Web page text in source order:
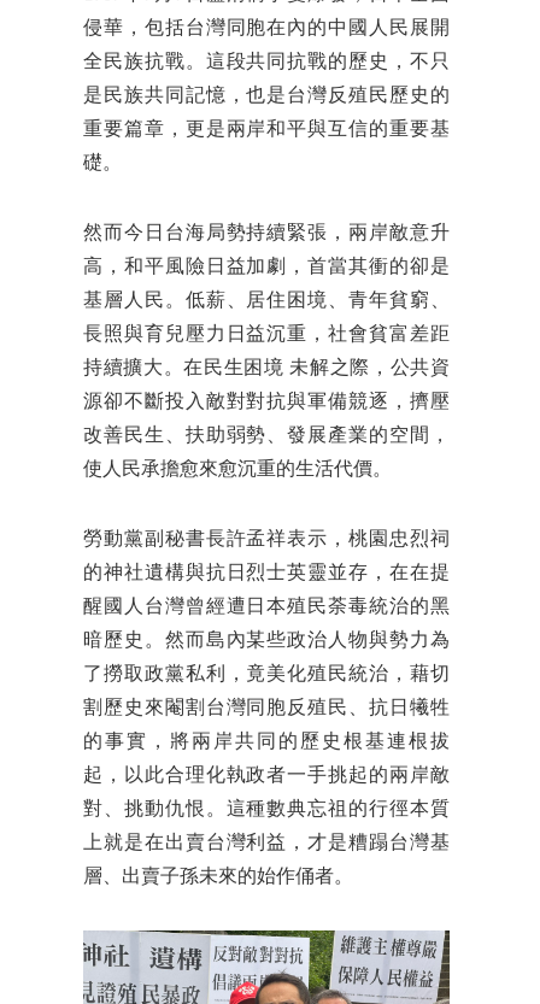
侵華，包括台灣同胞在內的中國人民展開
全民族抗戰。這段共同抗戰的歷史，不只
是民族共同記憶，也是台灣反殖民歷史的
重要篇章，更是兩岸和平與互信的重要基
礎。
然而今日台海局勢持續緊張，兩岸敵意升
高，和平風險日益加劇，首當其衝的卻是
基層人民。低薪、居住困境、青年貧窮、
長照與育兒壓力日益沉重，社會貧富差距
持續擴大。在民生困境 未解之際，公共資
源卻不斷投入敵對對抗與軍備競逐，擠壓
改善民生、扶助弱勢、發展產業的空間，
使人民承擔愈來愈沉重的生活代價。
勞動黨副秘書長許孟祥表示，桃園忠烈祠
的神社遺構與抗日烈士英靈並存，在在提
醒國人台灣曾經遭日本殖民荼毒統治的黑
暗歷史。然而島內某些政治人物與勢力為
了撈取政黨私利，竟美化殖民統治，藉切
割歷史來閹割台灣同胞反殖民、抗日犧牲
的事實，將兩岸共同的歷史根基連根拔
起，以此合理化執政者一手挑起的兩岸敵
對、挑動仇恨。這種數典忘祖的行徑本質
上就是在出賣台灣利益，才是糟蹋台灣基
層、出賣子孫未來的始作俑者。